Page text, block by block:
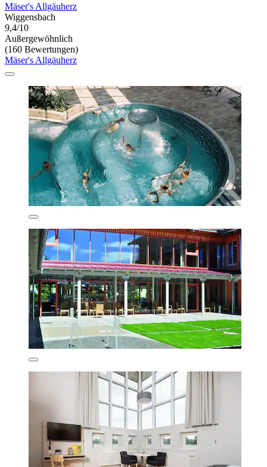
Mäser's Allgäuherz
Wiggensbach
9,4/10
Außergewöhnlich
(160 Bewertungen)
Mäser's Allgäuherz